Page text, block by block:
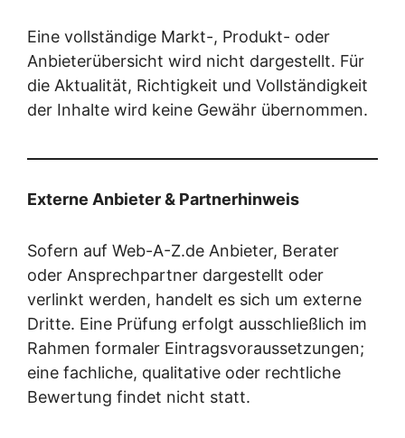
Eine vollständige Markt-, Produkt- oder
Anbieterübersicht wird nicht dargestellt. Für
die Aktualität, Richtigkeit und Vollständigkeit
der Inhalte wird keine Gewähr übernommen.
Externe Anbieter & Partnerhinweis
Sofern auf Web-A-Z.de Anbieter, Berater
oder Ansprechpartner dargestellt oder
verlinkt werden, handelt es sich um externe
Dritte. Eine Prüfung erfolgt ausschließlich im
Rahmen formaler Eintragsvoraussetzungen;
eine fachliche, qualitative oder rechtliche
Bewertung findet nicht statt.